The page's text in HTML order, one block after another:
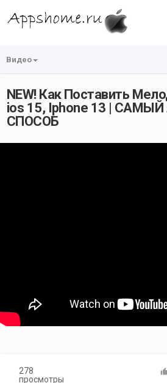
Видео
NEW! Как Поставить
ios 15, Iphone 13 |
СПОСОБ
278
просмотры